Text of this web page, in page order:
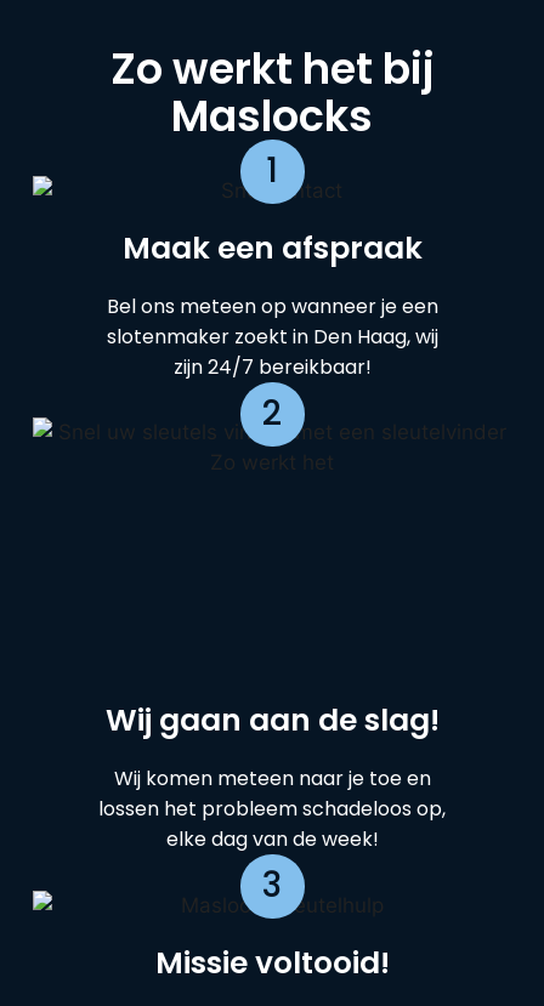
Zo werkt het bij
Maslocks
1
Maak een afspraak
Bel ons meteen op wanneer je een
slotenmaker zoekt in Den Haag, wij
zijn 24/7 bereikbaar!
2
Wij gaan aan de slag!
Wij komen meteen naar je toe en
lossen het probleem schadeloos op,
elke dag van de week!
3
Missie voltooid!